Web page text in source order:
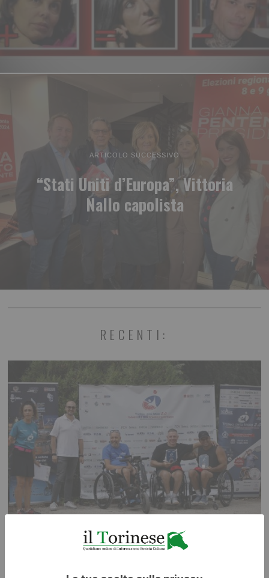
ARTICOLO SUCCESSIVO
“Stati Uniti d’Europa”, Vittoria
Nallo capolista
RECENTI: